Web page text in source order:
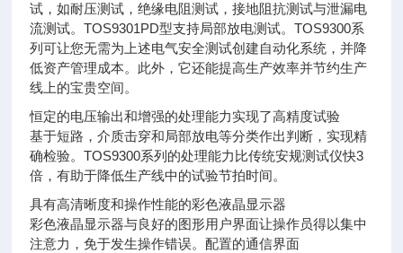
试，如耐压测试，绝缘电阻测试，接地阻抗测试与泄漏电
流测试。TOS9301PD型支持局部放电测试。TOS9300系
列可让您无需为上述电气安全测试创建自动化系统，并降
低资产管理成本。此外，它还能提高生产效率并节约生产
线上的宝贵空间。
恒定的电压输出和增强的处理能力实现了高精度试验
基于短路，介质击穿和局部放电等分类作出判断，实现精
确检验。TOS9300系列的处理能力比传统安规测试仪快3
倍，有助于降低生产线中的试验节拍时间。
具有高清晰度和操作性能的彩色液晶显示器
彩色液晶显示器与良好的图形用户界面让操作员得以集中
注意力，免于发生操作错误。配置的通信界面